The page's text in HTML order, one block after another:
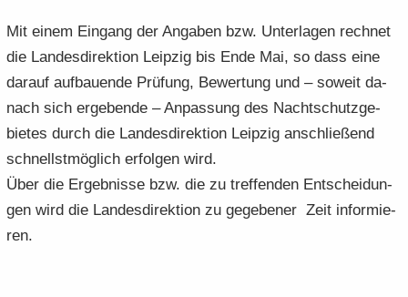
Mit einem Ein­gang der An­ga­ben bzw. Un­ter­la­gen rech­net
die Lan­des­di­rek­ti­on Leip­zig bis Ende Mai, so dass eine
dar­auf auf­bau­en­de Prü­fung, Be­wer­tung und – so­weit da­
nach sich er­ge­ben­de – An­pas­sung des Nacht­schutz­ge­
bie­tes durch die Lan­des­di­rek­ti­on Leip­zig an­schlie­ßend
schnellst­mög­lich er­fol­gen wird.
Über die Er­geb­nis­se bzw. die zu tref­fen­den Ent­schei­dun­
gen wird die Lan­des­di­rek­ti­on zu ge­ge­be­ner Zeit in­for­mie­
ren.